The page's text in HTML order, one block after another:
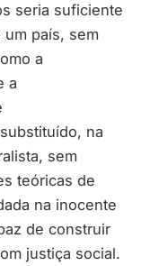
seria suficiente
país, sem
a
a
na
sem
teóricas de
na inocente
de construir
justiça social.